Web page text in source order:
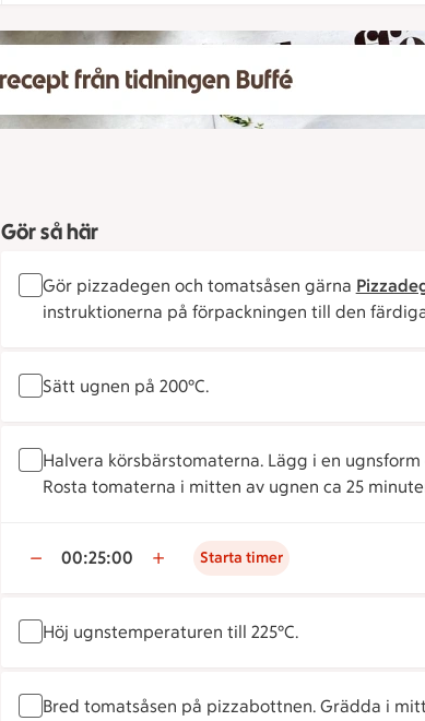
Gör så här
Gör pizzadegen och tomatsåsen gärna
instruktionerna på förpackningen till den
Sätt ugnen på 200°C.
Halvera körsbärstomaterna. Lägg i en
Rosta tomaterna i mitten av ugnen ca 25
00:25:00 Starta timer
Höj ugnstemperaturen till 225°C.
Bred tomatsåsen på pizzabottnen. Grädda i